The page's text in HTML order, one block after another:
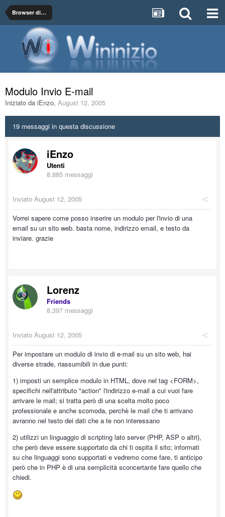
Browser di Navigazione, Client di Posta e Software per il Networking
Modulo Invio E-mail
Iniziato da iEnzo, August 12, 2005
19 messaggi in questa discussione
iEnzo
Utenti
8,885 messaggi
Inviato August 12, 2005
Vorrei sapere come posso inserire un modulo per l'invio di una
email su un sito web. basta nome, indirizzo email, e testo da
inviare. grazie
Lorenz
Friends
8,397 messaggi
Inviato August 12, 2005
Per impostare un modulo di invio di e-mail su un sito web, hai
diverse strade, riassumibili in due punti:
1) imposti un semplice modulo in HTML, dove nel tag <FORM>,
specifichi nell'attributo "action" l'indirizzo e-mail a cui vuoi fare
arrivare le mail; si tratta però di una scelta molto poco
professionale e anche scomoda, perchè le mail che ti arrivano
avranno nel testo dei dati che a te non interessano
2) utilizzi un linguaggio di scripting lato server (PHP, ASP o altri),
che però deve essere supportato da chi ti ospita il sito; informati
su che linguaggi sono supportati e vedremo come fare, ti anticipo
però che in PHP è di una semplicità sconcertante fare quello che
chiedi.